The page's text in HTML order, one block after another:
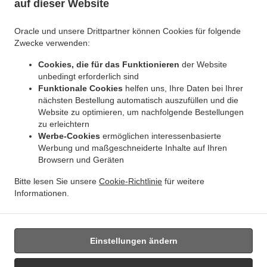
auf dieser Website
Oracle und unsere Drittpartner können Cookies für folgende
Zwecke verwenden:
Cookies, die für das Funktionieren der Website
unbedingt erforderlich sind
Funktionale Cookies helfen uns, Ihre Daten bei Ihrer
nächsten Bestellung automatisch auszufüllen und die
Website zu optimieren, um nachfolgende Bestellungen
zu erleichtern
Werbe-Cookies ermöglichen interessenbasierte
Werbung und maßgeschneiderte Inhalte auf Ihren
Browsern und Geräten
Bitte lesen Sie unsere Cookie-Richtlinie für weitere
Informationen.
Einstellungen ändern
Indisches Essen Lieferservice Jette Ixelles
Bruxelles | Brussel Bruxelles . Indisches Essen Lieferservice Bruxelles | Brussel
Essen Lieferservice Ukkel . Indisches Essen Lieferservice Dilbeek Groot-Bijgaarden
Indisches Essen Lieferservice Dilbeek Anderlecht
Indisches Essen Lieferservice Beersel Uccle Indisches Essen Lieferservice Beersel
Indisches Essen Lieferservice ワーフェル Bruxelles Indisches Essen Lieferservice ワーフ
Indisches Essen Lieferservice Watermael-Boitsfort Boitsfort
Lieferservice Watermael-Boitsfort . Indisches Essen Lieferservice Auderghem Oudergem
Indisches Essen Lieferservice Auderghem
Woluwe-Saint-Pierre Sint-Pieters-Woluwe . Indisches Essen Lieferservice Woluwe-Saint-
.
zum mitnehmen und zum Liefern
Unterstützt von: